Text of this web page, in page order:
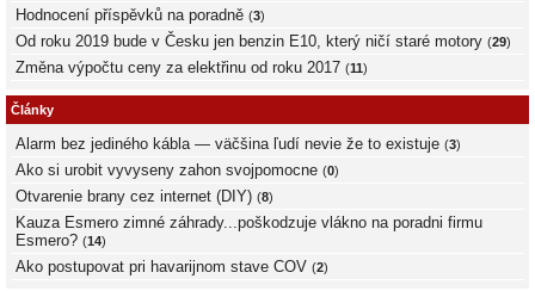
Hodnocení příspěvků na poradně (3)
Od roku 2019 bude v Česku jen benzin E10, který ničí staré motory (29)
Změna výpočtu ceny za elektřinu od roku 2017 (11)
Články
Alarm bez jediného kábla — väčšina ľudí nevie že to existuje (3)
Ako si urobit vyvyseny zahon svojpomocne (0)
Otvarenie brany cez internet (DIY) (8)
Kauza Esmero zimné záhrady...poškodzuje vlákno na poradni firmu
Esmero? (14)
Ako postupovat pri havarijnom stave COV (2)